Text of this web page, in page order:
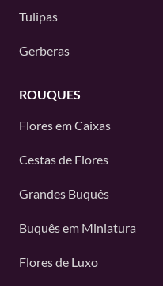
Tulipas
Gerberas
ROUQUES
Flores em Caixas
Cestas de Flores
Grandes Buquês
Buquês em Miniatura
Flores de Luxo